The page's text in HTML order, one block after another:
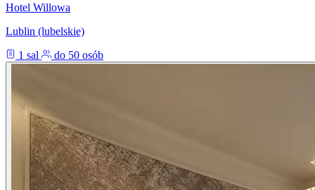
Hotel Willowa
Lublin (lubelskie)
1 sal
do 50 osób